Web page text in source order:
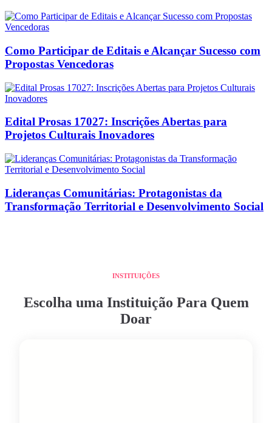
Como Participar de Editais e Alcançar Sucesso com
Propostas Vencedoras
Edital Prosas 17027: Inscrições Abertas para
Projetos Culturais Inovadores
Lideranças Comunitárias: Protagonistas da
Transformação Territorial e Desenvolvimento Social
INSTITUIÇÕES
Escolha uma Instituição Para Quem
Doar